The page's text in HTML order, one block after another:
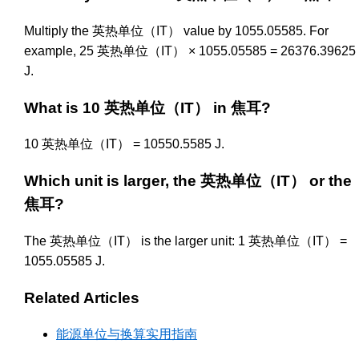
Multiply the 英热单位（IT） value by 1055.05585. For
example, 25 英热单位（IT） × 1055.05585 = 26376.39625
J.
What is 10 英热单位（IT） in 焦耳?
10 英热单位（IT） = 10550.5585 J.
Which unit is larger, the 英热单位（IT） or the
焦耳?
The 英热单位（IT） is the larger unit: 1 英热单位（IT） =
1055.05585 J.
Related Articles
能源单位与换算实用指南